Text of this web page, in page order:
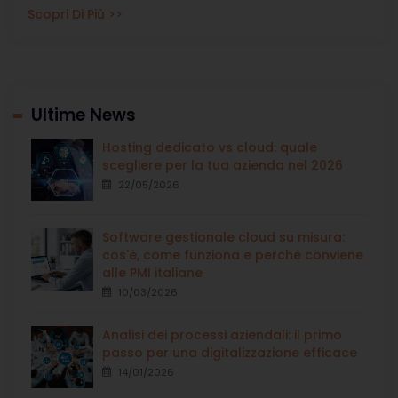
Scopri Di Più >>
Ultime News
Hosting dedicato vs cloud: quale
scegliere per la tua azienda nel 2026
22/05/2026
Software gestionale cloud su misura:
cos'è, come funziona e perché conviene
alle PMI italiane
10/03/2026
Analisi dei processi aziendali: il primo
passo per una digitalizzazione efficace
14/01/2026